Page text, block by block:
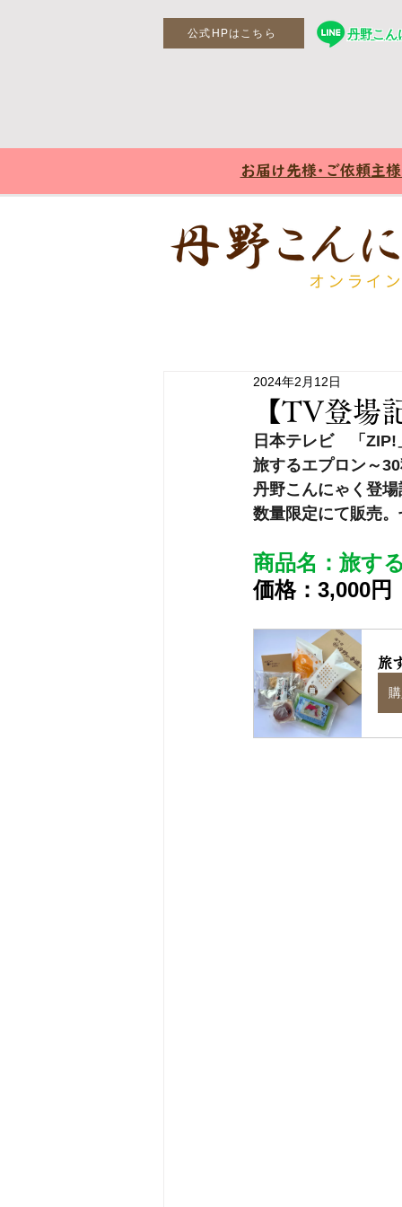
公式HPはこちら 丹野こん
お届け先様･ご依頼主
【TV登場
2024年2月12日
日本テレビ　「ZIP!
旅するエプロン～
丹野こんにゃく登
数量限定にて販売
商品名：旅す
価格：3,000円
旅